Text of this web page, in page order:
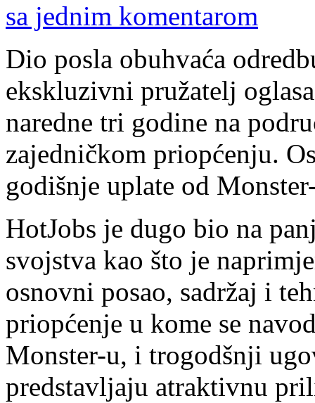
sa jednim komentarom
Dio posla obuhvaća
ekskluzivni pružatelj
naredne tri godine na
zajedničkom priopćenju.
godišnje uplate od
HotJobs je dugo bio na
svojstva kao što je
osnovni posao, sadržaj i
priopćenje u kome se
Monster-u, i trogodšnji
predstavljaju atraktivnu